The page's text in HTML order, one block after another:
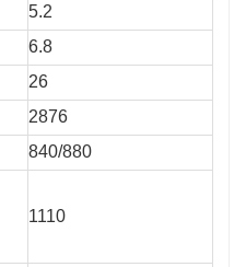
5.2
6.8
26
2876
840/880
1110